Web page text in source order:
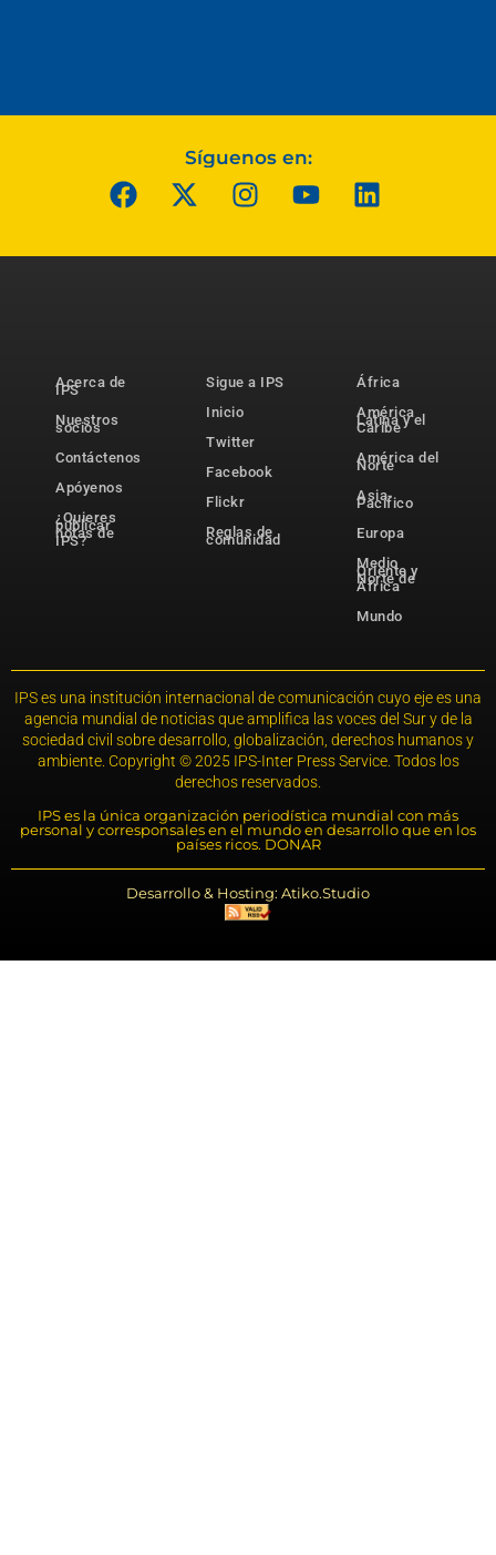
Síguenos en:
Acerca de
IPS
Nuestros
socios
Contáctenos
Apóyenos
¿Quieres
publicar
notas de
IPS?
Sigue a IPS
Inicio
Twitter
Facebook
Flickr
Reglas de
comunidad
África
América
Latina y el
Caribe
América del
Norte
Asia-
Pacífico
Europa
Medio
Oriente y
Norte de
África
Mundo
IPS es una institución internacional de comunicación cuyo eje es una
agencia mundial de noticias que amplifica las voces del Sur y de la
sociedad civil sobre desarrollo, globalización, derechos humanos y
ambiente. Copyright © 2025 IPS-Inter Press Service. Todos los
derechos reservados.
IPS es la única organización periodística mundial con más
personal y corresponsales en el mundo en desarrollo que en los
países ricos. DONAR
Desarrollo & Hosting: Atiko.Studio